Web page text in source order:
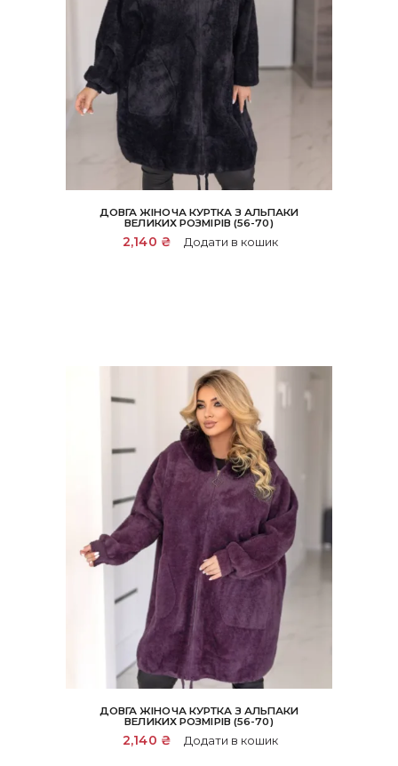
ДОВГА ЖІНОЧА КУРТКА З АЛЬПАКИ
ВЕЛИКИХ РОЗМІРІВ (56-70)
2,140 ₴ Додати в кошик
ДОВГА ЖІНОЧА КУРТКА З АЛЬПАКИ
ВЕЛИКИХ РОЗМІРІВ (56-70)
2,140 ₴ Додати в кошик